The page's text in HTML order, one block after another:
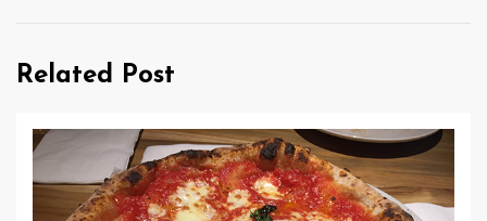
ー
ョ
Related Post